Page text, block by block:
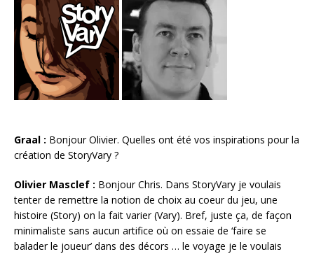
Graal : Bonjour Olivier. Quelles ont été vos inspirations pour la
création de StoryVary ?
Olivier Masclef : Bonjour Chris. Dans StoryVary je voulais
tenter de remettre la notion de choix au coeur du jeu, une
histoire (Story) on la fait varier (Vary). Bref, juste ça, de façon
minimaliste sans aucun artifice où on essaie de ‘faire se
balader le joueur’ dans des décors … le voyage je le voulais